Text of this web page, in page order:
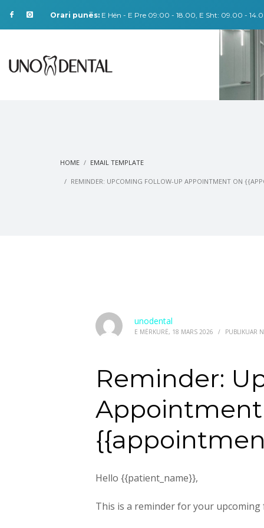
Orari punës: E Hën - E Pre 09:00 - 18.00, E Sht: 09.00 -
HOME EMAIL TEMPLATE
REMINDER: UPCOMING FOLLOW-UP APPOINTMENT ON
unodental
E MËRKURË, 18 MARS 2026 / PUBLIKUAR
Reminder:
Hello {{patient_name}},
This is a reminder for your